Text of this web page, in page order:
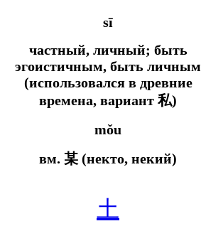
sī
частный, личный; быть
эгоистичным, быть личным
(использовался в древние
времена, вариант 私)
mǒu
вм. 某 (некто, некий)
土